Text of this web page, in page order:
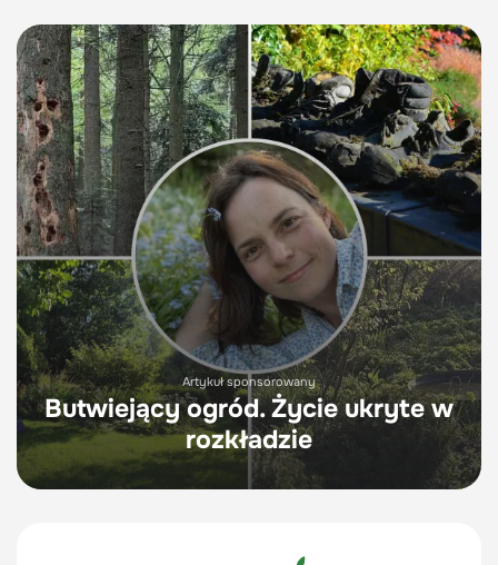
Artykuł sponsorowany
Butwiejący ogród. Życie ukryte w
rozkładzie